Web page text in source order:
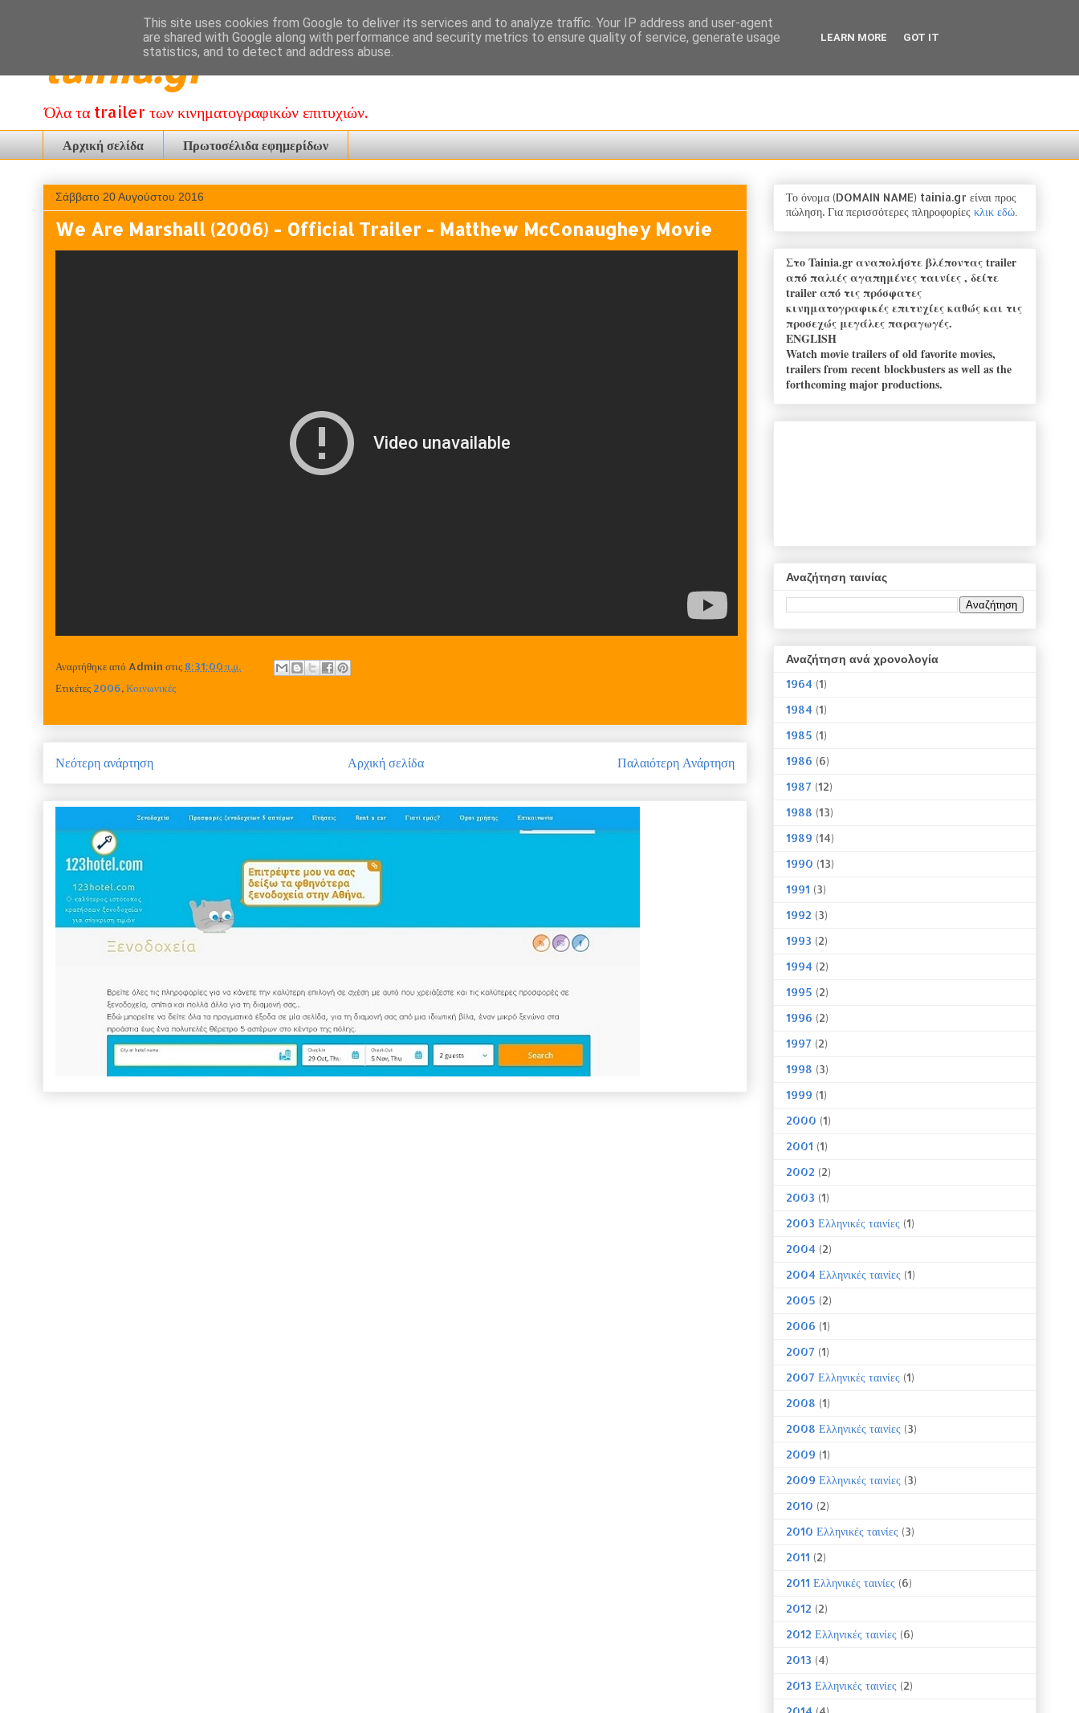
tainia.gr
Όλα τα trailer των κινηματογραφικών επιτυχιών.
Αρχική σελίδα Πρωτοσέλιδα εφημερίδων
Σάββατο 20 Αυγούστου 2016
We Are Marshall (2006) - Official Trailer - Matthew McConaughey Movie
Αναρτήθηκε από Admin στις 8:31:00 π.μ.
Ετικέτες 2006,Κοινωνικές
Νεότερη ανάρτηση Παλαιότερη Ανάρτηση
Αρχική σελίδα
Το όνομα (DOMAIN NAME) tainia.gr είναι προς
πώληση. Για περισσότερες πληροφορίες κλικ εδώ.
Στο Tainia.gr αναπολήστε βλέποντας trailer
από παλιές αγαπημένες ταινίες , δείτε
trailer από τις πρόσφατες
κινηματογραφικές επιτυχίες καθώς και τις
προσεχώς μεγάλες παραγωγές.
ENGLISH
Watch movie trailers of old favorite movies,
trailers from recent blockbusters as well as the
forthcoming major productions.
Αναζήτηση ταινίας
Αναζήτηση ανά χρονολογία
1964 (1)
1984 (1)
1985 (1)
1986 (6)
1987 (12)
1988 (13)
1989 (14)
1990 (13)
1991 (3)
1992 (3)
1993 (2)
1994 (2)
1995 (2)
1996 (2)
1997 (2)
1998 (3)
1999 (1)
2000 (1)
2001 (1)
2002 (2)
2003 (1)
2003 Ελληνικές ταινίες (1)
2004 (2)
2004 Ελληνικές ταινίες (1)
2005 (2)
2006 (1)
2007 (1)
2007 Ελληνικές ταινίες (1)
2008 (1)
2008 Ελληνικές ταινίες (3)
2009 (1)
2009 Ελληνικές ταινίες (3)
2010 (2)
2010 Ελληνικές ταινίες (3)
2011 (2)
2011 Ελληνικές ταινίες (6)
2012 (2)
2012 Ελληνικές ταινίες (6)
2013 (4)
2013 Ελληνικές ταινίες (2)
This site uses cookies from Google to deliver its services and to analyze traffic. Your IP address and user-agent
are shared with Google along with performance and security metrics to ensure quality of service, generate usage
statistics, and to detect and address abuse.
LEARN MORE GOT IT